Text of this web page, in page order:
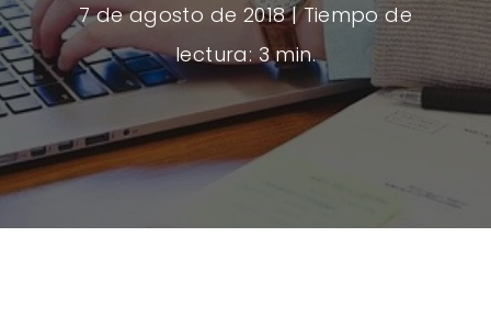
7 de agosto de 2018| Tiempo de
lectura: 3 min.